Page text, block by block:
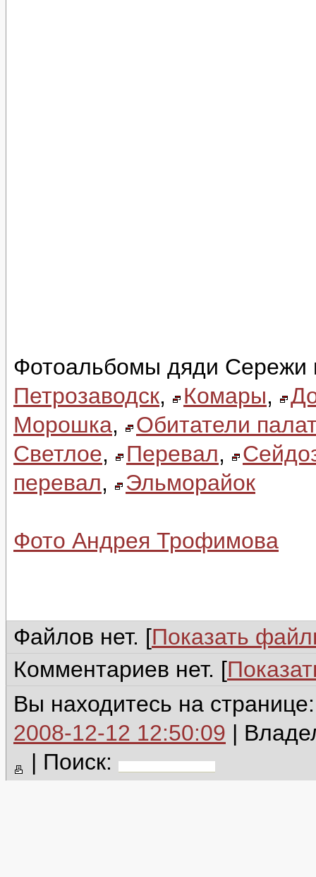
Фотоальбомы дяди Сережи
Петрозаводск, Комары,
Морошка,
Обитатели
Светлое, Перевал,
перевал, Эльморайок
Фото Андрея Трофимова
Файлов нет. [Показать
Комментариев нет. [
Вы находитесь на
2008-12-12 12:50:09 |
| Поиск: